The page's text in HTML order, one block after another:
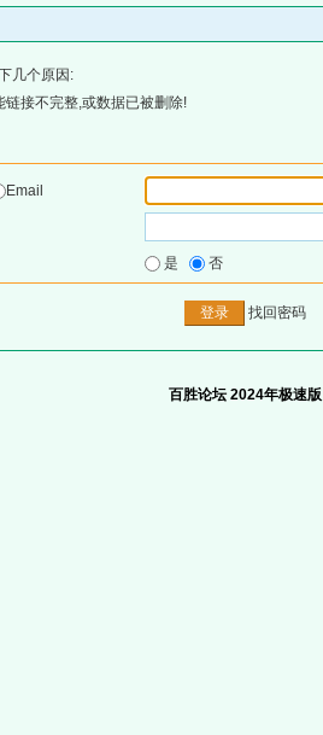
几个原因:
接不完整,或数据已被删除!
Email
是 否
找回密码
百胜论坛 2024年极速版